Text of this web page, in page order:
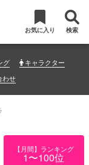
お気に入り 検索
グ
キャラクター
わせ
【月間】ランキング
1〜100位